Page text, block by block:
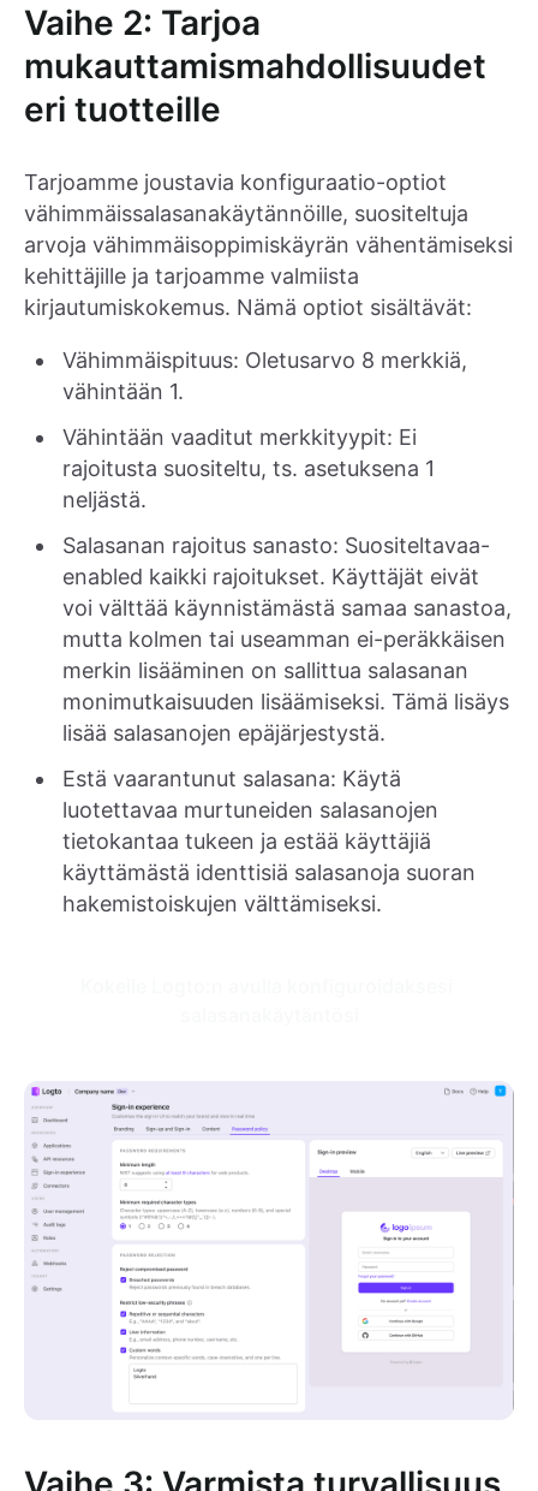
Vaihe 2: Tarjoa
mukauttamismahdollisuudet
eri tuotteille
Tarjoamme joustavia konfiguraatio-optiot
vähimmäissalasanakäytännöille, suositeltuja
arvoja vähimmäisoppimiskäyrän vähentämiseksi
kehittäjille ja tarjoamme valmiista
kirjautumiskokemus. Nämä optiot sisältävät:
Vähimmäispituus: Oletusarvo 8 merkkiä,
vähintään 1.
Vähintään vaaditut merkkityypit: Ei
rajoitusta suositeltu, ts. asetuksena 1
neljästä.
Salasanan rajoitus sanasto: Suositeltavaa-
enabled kaikki rajoitukset. Käyttäjät eivät
voi välttää käynnistämästä samaa sanastoa,
mutta kolmen tai useamman ei-peräkkäisen
merkin lisääminen on sallittua salasanan
monimutkaisuuden lisäämiseksi. Tämä lisäys
lisää salasanojen epäjärjestystä.
Estä vaarantunut salasana: Käytä
luotettavaa murtuneiden salasanojen
tietokantaa tukeen ja estää käyttäjiä
käyttämästä identtisiä salasanoja suoran
hakemistoiskujen välttämiseksi.